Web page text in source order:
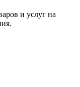
и услуг на